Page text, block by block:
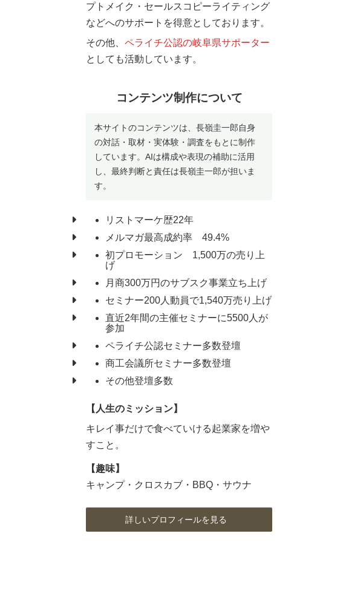
プトメイク・セールスコピーライティング
などへのサポートを得意としております。
その他、ペライチ公認の岐阜県サポーター
としても活動しています。
コンテンツ制作について
本サイトのコンテンツは、長嶺圭一郎自身
の対話・取材・実体験・調査をもとに制作
しています。AIは構成や表現の補助に活用
し、最終判断と責任は長嶺圭一郎が担いま
す。
リストマーケ歴22年
メルマガ最高成約率 49.4%
初プロモーション 1,500万の売り上
げ
月商300万円のサブスク事業立ち上げ
セミナー200人動員で1,540万売り上げ
直近2年間の主催セミナーに5500人が
参加
ペライチ公認セミナー多数登壇
商工会議所セミナー多数登壇
その他登壇多数
【人生のミッション】
キレイ事だけで食べていける起業家を増や
すこと。
【趣味】
キャンプ・クロスカブ・BBQ・サウナ
詳しいプロフィールを見る